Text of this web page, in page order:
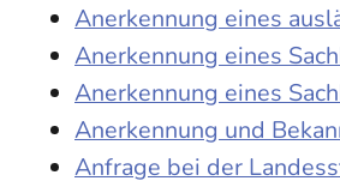
Anerkennung eines
Anerkennung eines
Anerkennung eines
Anerkennung und
Anfrage bei der